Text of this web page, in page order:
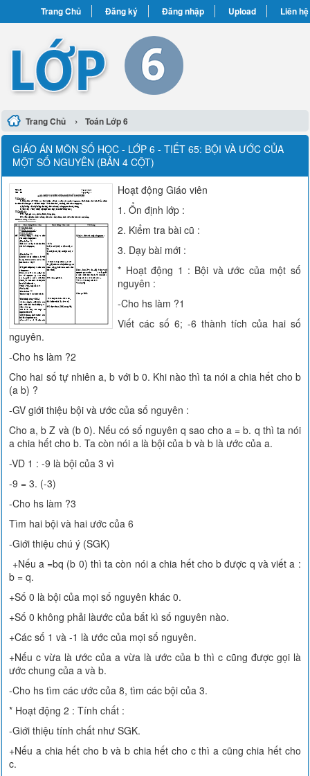
Trang Chủ Đăng ký Đăng nhập Upload Liên hệ
Trang Chủ › Toán Lớp 6
GIÁO ÁN MÔN SỐ HỌC - LỚP 6 - TIẾT 65: BỘI VÀ ƯỚC CỦA
MỘT SỐ NGUYÊN (BẢN 4 CỘT)
Hoạt động Giáo viên
1. Ổn định lớp :
2. Kiểm tra bài cũ :
3. Dạy bài mới :
* Hoạt động 1 : Bội và ước của một số
nguyên :
-Cho hs làm ?1
Viết các số 6; -6 thành tích của hai số
nguyên.
-Cho hs làm ?2
Cho hai số tự nhiên a, b với b 0. Khi nào thì ta nói a chia hết cho b
(a b) ?
-GV giới thiệu bội và ước của số nguyên :
Cho a, b Z và (b 0). Nếu có số nguyên q sao cho a = b. q thì ta nói
a chia hết cho b. Ta còn nói a là bội của b và b là ước của a.
-VD 1 : -9 là bội của 3 vì
-9 = 3. (-3)
-Cho hs làm ?3
Tìm hai bội và hai ước của 6
-Giới thiệu chú ý (SGK)
+Nếu a =bq (b 0) thì ta còn nói a chia hết cho b được q và viết a :
b = q.
+Số 0 là bội của mọi số nguyên khác 0.
+Số 0 không phải làước của bất kì số nguyên nào.
+Các số 1 và -1 là ước của mọi số nguyên.
+Nếu c vừa là ước của a vừa là ước của b thì c cũng được gọi là
ước chung của a và b.
-Cho hs tìm các ước của 8, tìm các bội của 3.
* Hoạt động 2 : Tính chất :
-Giới thiệu tính chất như SGK.
+Nếu a chia hết cho b và b chia hết cho c thì a cũng chia hết cho
c.